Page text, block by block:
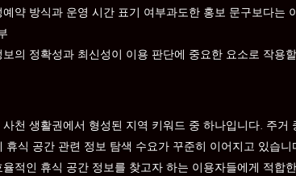
약 방식과 운영 시간 표기 여부과도한 홍보 문구보다는
의 정확성과 최신성이 이용 판단에 중요한 요소로 작용
천 생활권에서 형성된 지역 키워드 중 하나입니다. 주거
휴식 공간 관련 정보 탐색 수요가 꾸준히 이어지고 있습니
적인 휴식 공간 정보를 찾고자 하는 이용자들에게 적합